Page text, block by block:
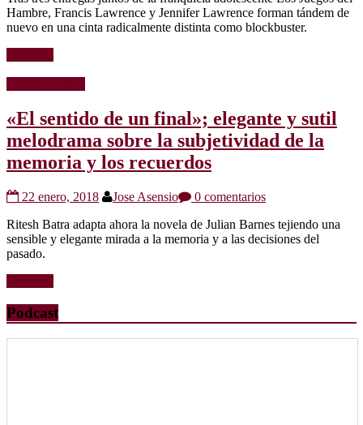
Hambre, Francis Lawrence y Jennifer Lawrence forman tándem de
nuevo en una cinta radicalmente distinta como blockbuster.
«El sentido de un final»; elegante y sutil
melodrama sobre la subjetividad de la
memoria y los recuerdos
22 enero, 2018 Jose Asensio
0 comentarios
Ritesh Batra adapta ahora la novela de Julian Barnes tejiendo una
sensible y elegante mirada a la memoria y a las decisiones del
pasado.
Podcast